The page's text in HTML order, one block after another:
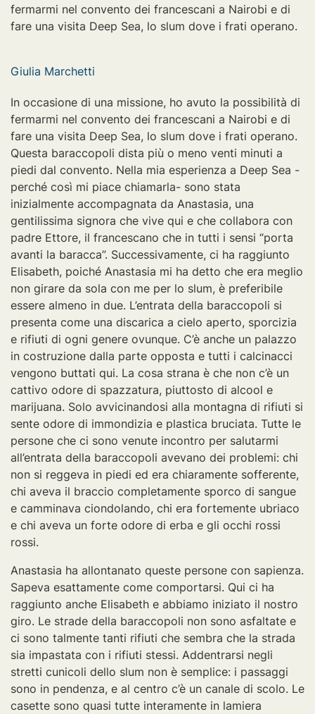
fermarmi nel convento dei francescani a Nairobi e di
fare una visita Deep Sea, lo slum dove i frati operano.
Giulia Marchetti
In occasione di una missione, ho avuto la possibilità di
fermarmi nel convento dei francescani a Nairobi e di
fare una visita Deep Sea, lo slum dove i frati operano.
Questa baraccopoli dista più o meno venti minuti a
piedi dal convento. Nella mia esperienza a Deep Sea -
perché così mi piace chiamarla- sono stata
inizialmente accompagnata da Anastasia, una
gentilissima signora che vive qui e che collabora con
padre Ettore, il francescano che in tutti i sensi “porta
avanti la baracca”. Successivamente, ci ha raggiunto
Elisabeth, poiché Anastasia mi ha detto che era meglio
non girare da sola con me per lo slum, è preferibile
essere almeno in due. L’entrata della baraccopoli si
presenta come una discarica a cielo aperto, sporcizia
e rifiuti di ogni genere ovunque. C’è anche un palazzo
in costruzione dalla parte opposta e tutti i calcinacci
vengono buttati qui. La cosa strana è che non c’è un
cattivo odore di spazzatura, piuttosto di alcool e
marijuana. Solo avvicinandosi alla montagna di rifiuti si
sente odore di immondizia e plastica bruciata. Tutte le
persone che ci sono venute incontro per salutarmi
all’entrata della baraccopoli avevano dei problemi: chi
non si reggeva in piedi ed era chiaramente sofferente,
chi aveva il braccio completamente sporco di sangue
e camminava ciondolando, chi era fortemente ubriaco
e chi aveva un forte odore di erba e gli occhi rossi
rossi.
Anastasia ha allontanato queste persone con sapienza.
Sapeva esattamente come comportarsi. Qui ci ha
raggiunto anche Elisabeth e abbiamo iniziato il nostro
giro. Le strade della baraccopoli non sono asfaltate e
ci sono talmente tanti rifiuti che sembra che la strada
sia impastata con i rifiuti stessi. Addentrarsi negli
stretti cunicoli dello slum non è semplice: i passaggi
sono in pendenza, e al centro c’è un canale di scolo. Le
casette sono quasi tutte interamente in lamiera